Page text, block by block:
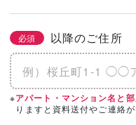
必須 以降のご住所
※アパート・マンション名と
りますと資料送付やご連絡